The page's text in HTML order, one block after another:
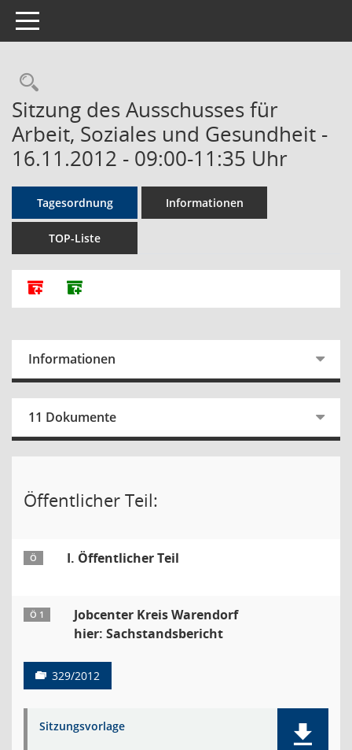
Toggle navigation
Rechercheauswahl
Sitzung des Ausschusses für
Arbeit, Soziales und Gesundheit -
16.11.2012 - 09:00-11:35 Uhr
Tagesordnung Informationen
TOP-Liste
Alle Dokumente zu dieser Sitzung zusammenfassen
Dokumente ohne Anlagen zusammenfassen
Informationen
11 Dokumente
Öffentlicher Teil:
Ö I. Öffentlicher Teil
Ö 1
Jobcenter Kreis Warendorf
hier: Sachstandsbericht
329/2012
Sitzungsvorlage